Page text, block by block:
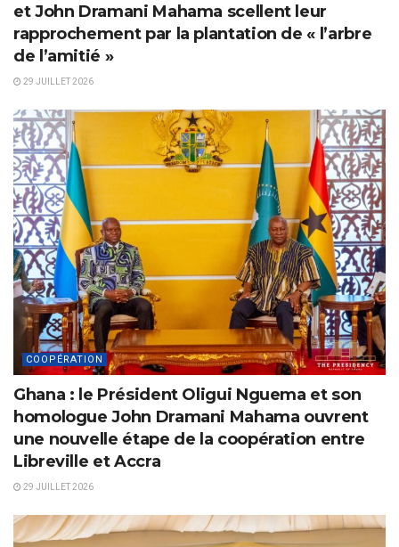
et John Dramani Mahama scellent leur
rapprochement par la plantation de « l’arbre
de l’amitié »
29 JUILLET 2026
COOPÉRATION
Ghana : le Président Oligui Nguema et son
homologue John Dramani Mahama ouvrent
une nouvelle étape de la coopération entre
Libreville et Accra
29 JUILLET 2026